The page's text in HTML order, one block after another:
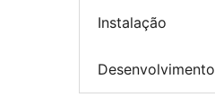
Instalação
Desenvolvimento